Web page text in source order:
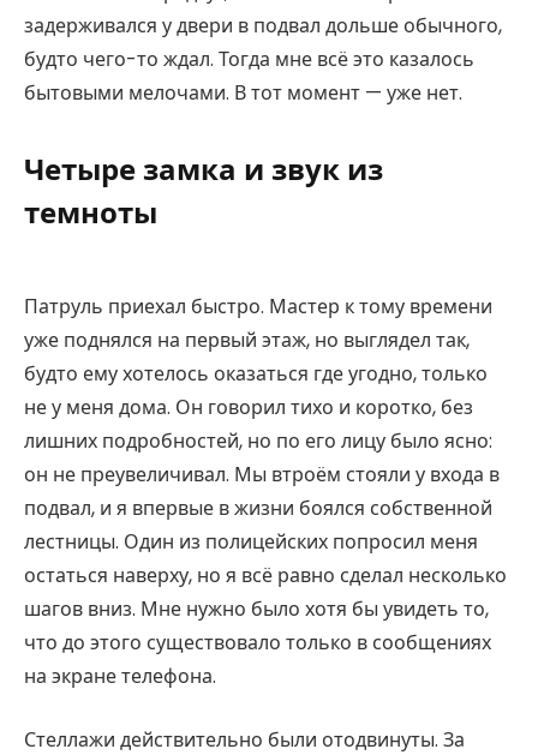
задерживался у двери в подвал дольше обычного,
будто чего-то ждал. Тогда мне всё это казалось
бытовыми мелочами. В тот момент — уже нет.
Четыре замка и звук из
темноты
Патруль приехал быстро. Мастер к тому времени
уже поднялся на первый этаж, но выглядел так,
будто ему хотелось оказаться где угодно, только
не у меня дома. Он говорил тихо и коротко, без
лишних подробностей, но по его лицу было ясно:
он не преувеличивал. Мы втроём стояли у входа в
подвал, и я впервые в жизни боялся собственной
лестницы. Один из полицейских попросил меня
остаться наверху, но я всё равно сделал несколько
шагов вниз. Мне нужно было хотя бы увидеть то,
что до этого существовало только в сообщениях
на экране телефона.
Стеллажи действительно были отодвинуты. За